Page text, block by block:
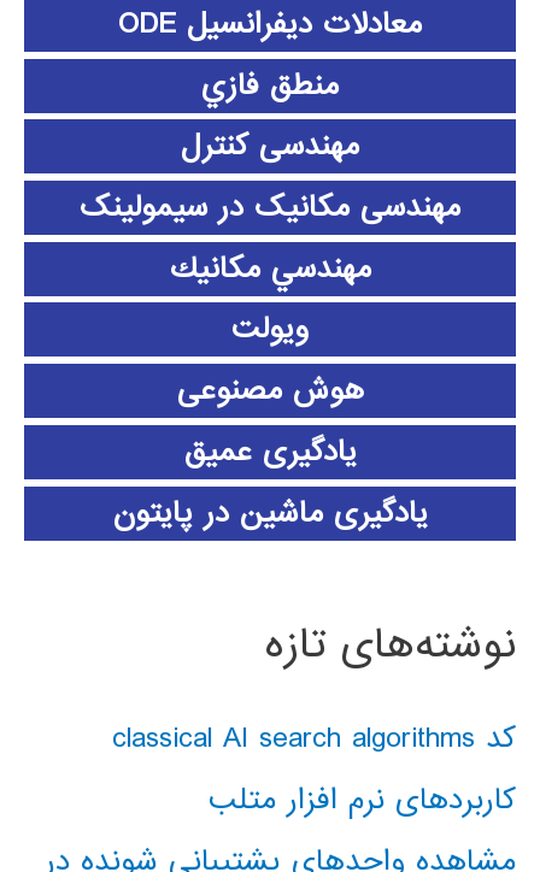
معادلات دیفرانسیل ODE
منطق فازي
مهندسی کنترل
مهندسی مکانیک در سیمولینک
مهندسي مكانيك
ویولت
هوش مصنوعی
یادگیری عمیق
یادگیری ماشین در پایتون
نوشته‌های تازه
کد classical AI search algorithms
کاربردهای نرم افزار متلب
مشاهده واحدهای پشتیبانی شونده در